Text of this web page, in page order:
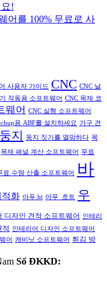
!
어를 100% 무료로 사
사용자 가이드 CNC CNC 날
작동용 소프트웨어 CNC 목재 코
웨어
CNC 실행 소프트웨어
용 ABF를 설치하세요 가구 견
둥지 둥지 짓기를 열망하다 목
목재 패널 계산 소프트웨어 무료
료 수량 산출 소프트웨어
바
적화 아푸 ht 아푸_흐트
우
디자인 견적 소프트웨어 인테리
적
인테리어 디자인 소프트웨어
어 캐비닛 소프트웨어 튀김 방
Số ĐKKD: